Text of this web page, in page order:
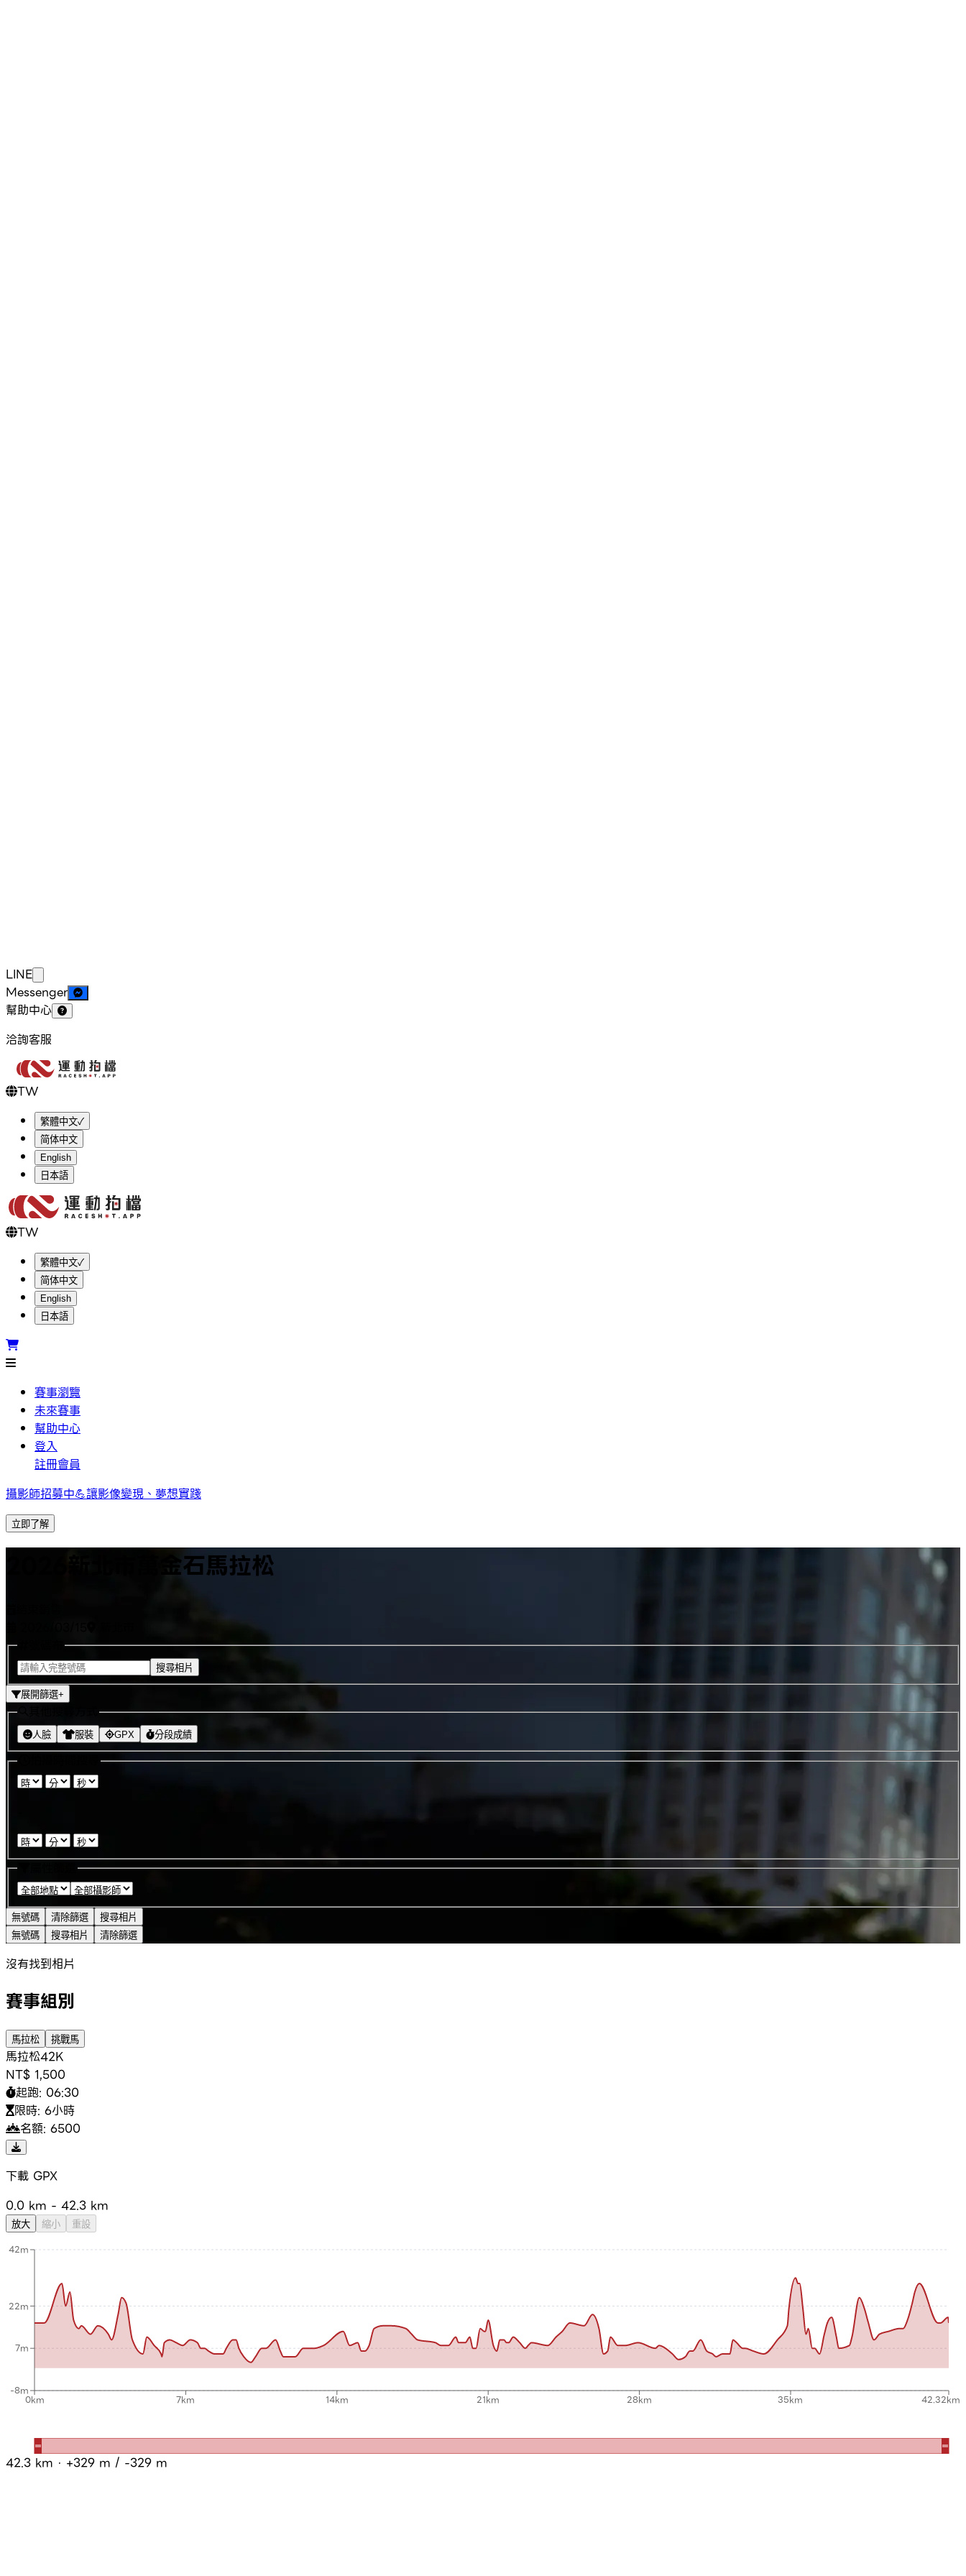
LINE
Messenger
幫助中心
洽詢客服
TW
繁體中文✓
简体中文
English
日本語
TW
繁體中文✓
简体中文
English
日本語
賽事瀏覽
未來賽事
幫助中心
登入
註冊會員
攝影師招募中💪讓影像變現、夢想實踐
立即了解
2026新北市萬金石馬拉松
搜尋相片
展開篩選+
人臉 服裝 GPX 分段成績
無號碼 清除篩選
搜尋相片
無號碼
搜尋相片 清除篩選
沒有找到相片
賽事組別
馬拉松 挑戰馬
馬拉松42K
NT$ 1,500
起跑: 06:30
限時: 6小時
名額: 6500
+
−
下載 GPX
0.0 km - 42.3 km
放大 縮小 重設
0km 7km 14km 21km 28km 35km 42.32km
-8m
7m
22m
42m
42.3 km · +329 m / -329 m